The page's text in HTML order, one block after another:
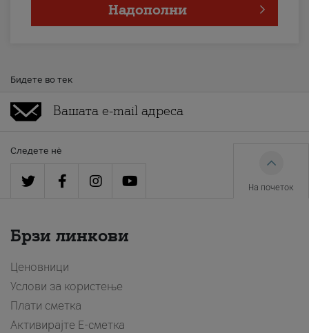
Надополни
Бидете во тек
Следете нè
На почеток
Брзи линкови
Ценовници
Услови за користење
Плати сметка
Активирајте Е-сметка